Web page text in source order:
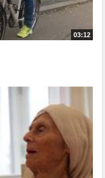
03:12